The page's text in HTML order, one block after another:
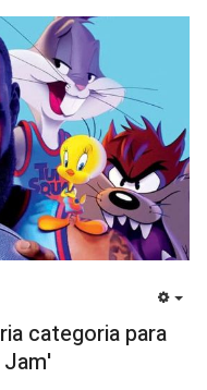
categoria para
Jam'